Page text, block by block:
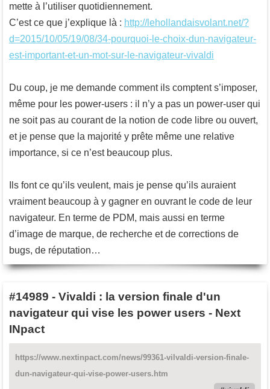
mette à l’utiliser quotidiennement.
C’est ce que j’explique là : http://lehollandaisvolant.net/?
d=2015/10/05/19/08/34-pourquoi-le-choix-dun-navigateur-
est-important-et-un-mot-sur-le-navigateur-vivaldi
Du coup, je me demande comment ils comptent s’imposer,
même pour les power-users : il n’y a pas un power-user qui
ne soit pas au courant de la notion de code libre ou ouvert,
et je pense que la majorité y prête même une relative
importance, si ce n’est beaucoup plus.
Ils font ce qu’ils veulent, mais je pense qu’ils auraient
vraiment beaucoup à y gagner en ouvrant le code de leur
navigateur. En terme de PDM, mais aussi en terme
d’image de marque, de recherche et de corrections de
bugs, de réputation…
#14989 - Vivaldi : la version finale d'un
navigateur qui vise les power users - Next
INpact
https://www.nextinpact.com/news/99361-vilvaldi-version-finale-
dun-navigateur-qui-vise-power-users.htm